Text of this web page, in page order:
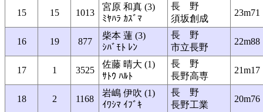
15 15 1013
宮原 和真 (3)
ﾐﾔﾊﾗ ｶｽﾞﾏ
長 野
須坂創成
23m71
16 19 877
柴本 蓮 (3)
ｼﾊﾞﾓﾄ ﾚﾝ
長 野
市立長野
22m88
17 1 3525
佐藤 晴大 (1)
ｻﾄｳ ﾊﾙﾄ
長 野
長野高専
21m17
18 2 1168
岩嶋 伊吹 (1)
ｲﾜｼﾏ ｲﾌﾞｷ
長 野
長野工業
20m76